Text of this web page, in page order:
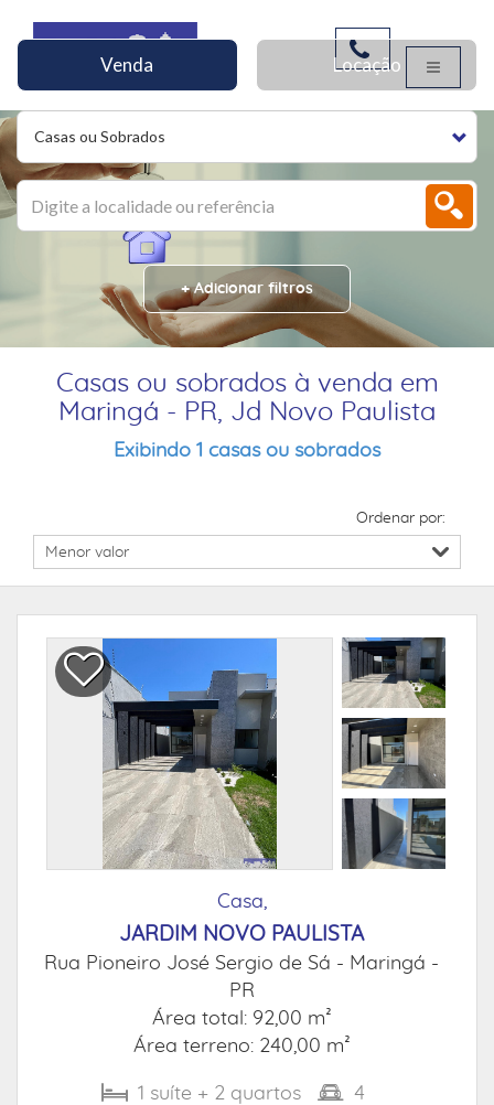
Casas ou Sobrados
Venda Locação
+ Adicionar filtros
Casas ou sobrados à venda em
Maringá - PR, Jd Novo Paulista
Exibindo 1 casas ou sobrados
Ordenar por:
Casa,
JARDIM NOVO PAULISTA
Rua Pioneiro José Sergio de Sá - Maringá -
PR
Área total: 92,00 m²
Área terreno: 240,00 m²
1 suíte + 2 quartos 4